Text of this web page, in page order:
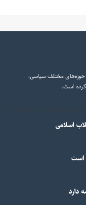
حوزه‌های مختلف سیاسی،
کرده است.
اسلامی
است
دارد